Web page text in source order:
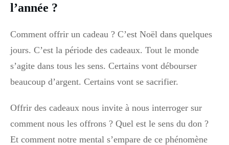
l’année ?
Comment offrir un cadeau ? C’est Noël dans quelques
jours. C’est la période des cadeaux. Tout le monde
s’agite dans tous les sens. Certains vont débourser
beaucoup d’argent. Certains vont se sacrifier.
Offrir des cadeaux nous invite à nous interroger sur
comment nous les offrons ? Quel est le sens du don ?
Et comment notre mental s’empare de ce phénomène